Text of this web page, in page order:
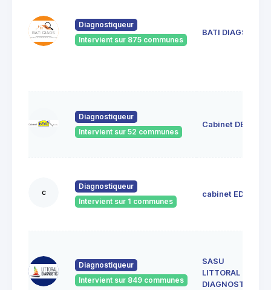
Diagnostiqueur
Intervient sur 875 communes
BATI DIAGS
Diagnostiqueur
Intervient sur 52 communes
Cabinet DECI
c
Diagnostiqueur
Intervient sur 1 communes
cabinet EDIL
Diagnostiqueur
Intervient sur 849 communes
SASU
LITTORAL
DIAGNOSTIC